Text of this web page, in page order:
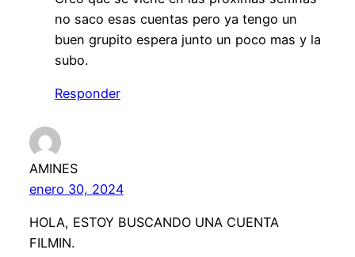
no saco esas cuentas pero ya tengo un
buen grupito espera junto un poco mas y la
subo.
Responder
AMINES
enero 30, 2024
HOLA, ESTOY BUSCANDO UNA CUENTA
FILMIN.